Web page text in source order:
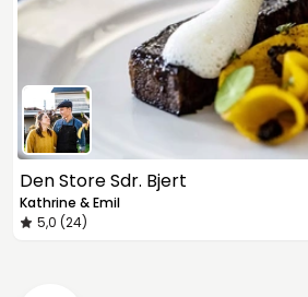
Den Store Sdr. Bjert
Kathrine & Emil
5,0 (24)